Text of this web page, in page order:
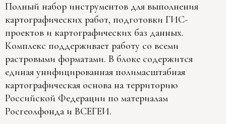
Полный набор инструментов для выполнения
картографических работ, подготовки ГИС-
проектов и картографических баз данных.
Комплекс поддерживает работу со всеми
растровыми форматами. В блоке содержится
единая унифицированная полимасштабная
картографическая основа на территорию
Российской Федерации по материалам
Росгеолфонда и ВСЕГЕИ.